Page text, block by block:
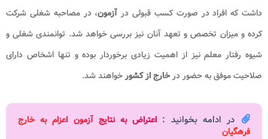
داشت که افراد در صورت کسب قبولی در آزمون، در مصاحبه شغلی شرکت
کرده و میزان تخصص و تعهد آنان نیز بررسی خواهد شد. توانمندی شغلی و
شیوه رفتار معلم نیز از اهمیت زیادی برخوردار بوده و تنها اشخاص دارای
صلاحیت موفق به حضور درخارج از کشورخواهند شد.
در ادامه بخوانید : اعتراض به نتایج آزمون اعزام به خارج
فرهگیان